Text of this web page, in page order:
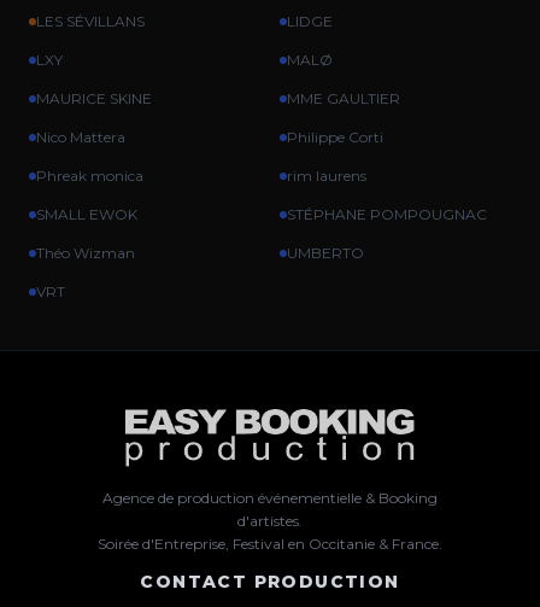
LES SÉVILLANS LIDGE
LXY MALØ
MAURICE SKINE MME GAULTIER
Nico Mattera Philippe Corti
Phreak monica rim laurens
SMALL EWOK STÉPHANE POMPOUGNAC
Théo Wizman UMBERTO
VRT
Agence de production événementielle & Booking
d'artistes.
Soirée d'Entreprise, Festival en Occitanie & France.
CONTACT PRODUCTION